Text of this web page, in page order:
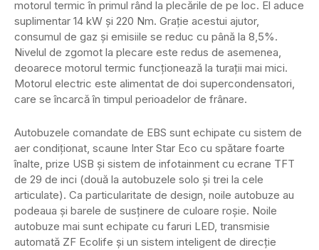
motorul termic în primul rând la plecările de pe loc. El aduce
suplimentar 14 kW și 220 Nm. Grație acestui ajutor,
consumul de gaz și emisiile se reduc cu până la 8,5%.
Nivelul de zgomot la plecare este redus de asemenea,
deoarece motorul termic funcționează la turații mai mici.
Motorul electric este alimentat de doi supercondensatori,
care se încarcă în timpul perioadelor de frânare.
Autobuzele comandate de EBS sunt echipate cu sistem de
aer condiționat, scaune Inter Star Eco cu spătare foarte
înalte, prize USB și sistem de infotainment cu ecrane TFT
de 29 de inci (două la autobuzele solo și trei la cele
articulate). Ca particularitate de design, noile autobuze au
podeaua și barele de susținere de culoare roșie. Noile
autobuze mai sunt echipate cu faruri LED, transmisie
automată ZF Ecolife și un sistem inteligent de direcție